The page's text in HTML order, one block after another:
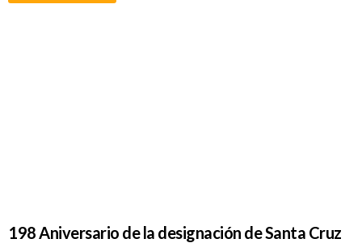
198 Aniversario de la designación de Santa Cruz